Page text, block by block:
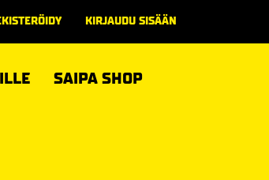
KIRJAUDU SISÄÄN
SAIPA SHOP